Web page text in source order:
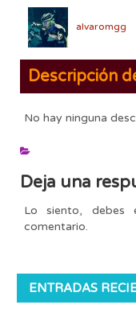
alvaromgg
Descripción
No hay ninguna
Deja una
Lo siento, debes
comentario.
ENTRADAS